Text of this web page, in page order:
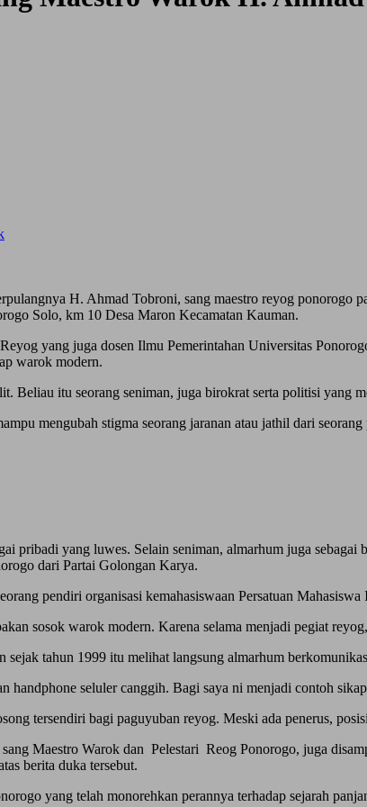
H. Ahmad Tobroni, sang maestro reyog ponorogo
Solo, km 10 Desa Maron Kecamatan Kauman.
yang juga dosen Ilmu Pemerintahan Universitas
warok modern.
Beliau itu seorang seniman, juga birokrat serta politisi yang
mengubah stigma seorang jaranan atau jathil dari
pribadi yang luwes. Selain seniman, almarhum juga
dari Partai Golongan Karya.
pendiri organisasi kemahasiswaan Persatuan
sosok warok modern. Karena selama menjadi pegiat
sejak tahun 1999 itu melihat langsung almarhum
handphone seluler canggih. Bagi saya ni menjadi contoh
tersendiri bagi paguyuban reyog. Meski ada penerus,
Maestro Warok dan Pelestari Reog Ponorogo, juga
berita duka tersebut.
yang telah monorehkan perannya terhadap sejarah